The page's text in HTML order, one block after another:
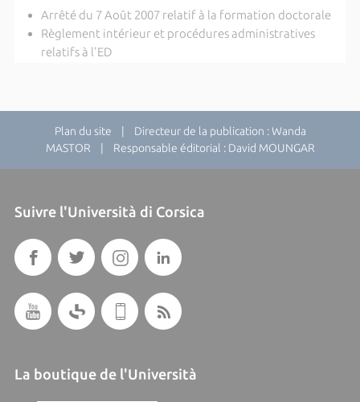
Arrêté du 7 Août 2007 relatif à la formation doctorale
Règlement intérieur et procédures administratives
relatifs à l'ED
Plan du site | Directeur de la publication : Wanda
MASTOR | Responsable éditorial : David MOUNGAR
Suivre l'Università di Corsica
La boutique de l'Università